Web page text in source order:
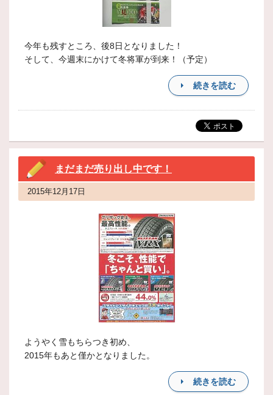
今年も残すところ、後8日となりました！
そして、今週末にかけて冬将軍が到来！（予定）
続きを読む
まだまだ売り出し中です！
2015年12月17日
ようやく雪もちらつき初め、
2015年もあと僅かとなりました。
続きを読む